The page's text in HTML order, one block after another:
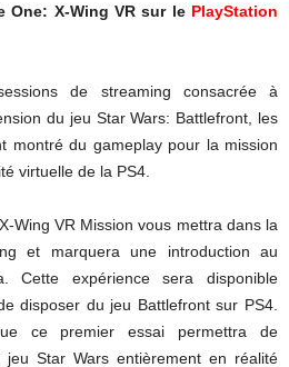
One: X-Wing VR sur le PlayStation
de streaming consacrée à
du jeu Star Wars: Battlefront, les
montré du gameplay pour la mission
virtuelle de la PS4.
Wing VR Mission vous mettra dans la
et marquera une introduction au
Cette expérience sera disponible
disposer du jeu Battlefront sur PS4.
ce premier essai permettra de
Star Wars entièrement en réalité